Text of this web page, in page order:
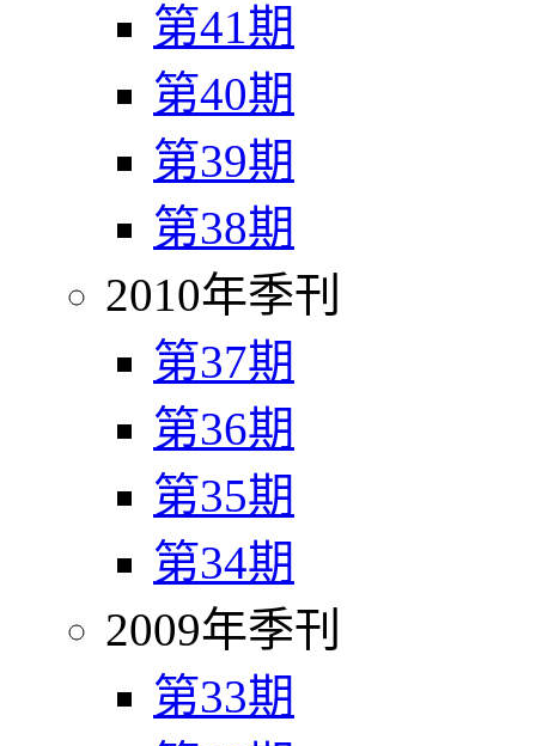
第41期
第40期
第39期
第38期
2010年季刊
第37期
第36期
第35期
第34期
2009年季刊
第33期